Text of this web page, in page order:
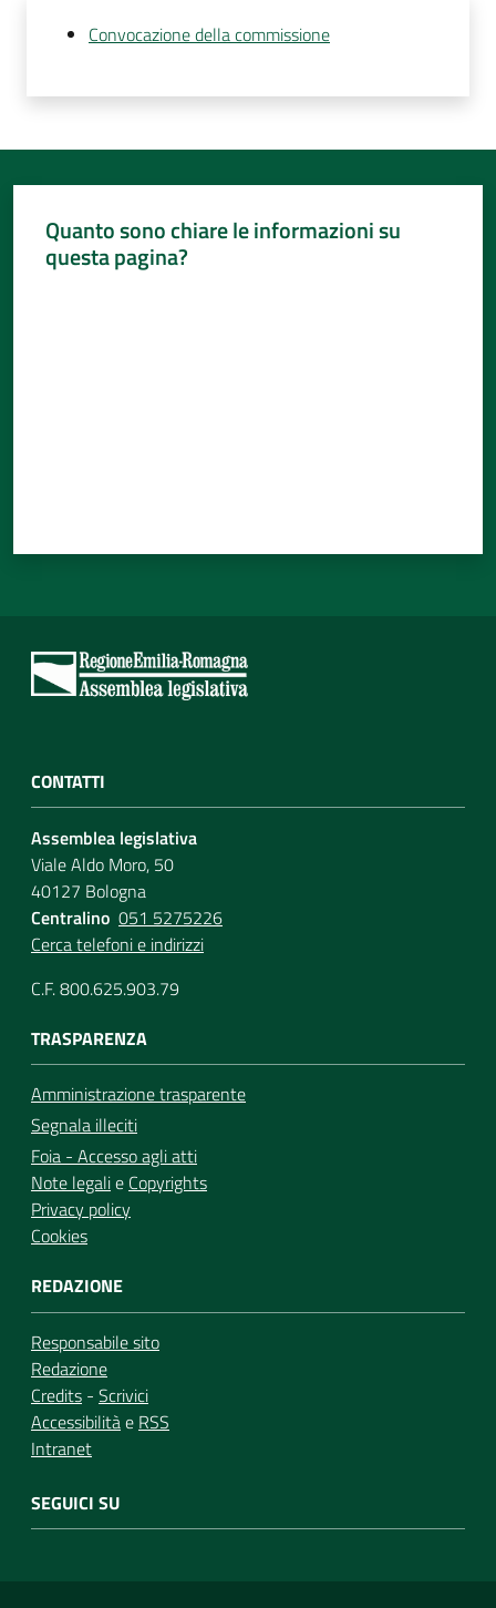
Convocazione della commissione
Quanto sono chiare le informazioni su
questa pagina?
CONTATTI
Assemblea legislativa
Viale Aldo Moro, 50
40127 Bologna
Centralino 051 5275226
Cerca telefoni e indirizzi
C.F. 800.625.903.79
TRASPARENZA
Amministrazione trasparente
Segnala illeciti
Foia - Accesso agli atti
Note legalie Copyrights
Privacy policy
Cookies
REDAZIONE
Responsabile sito
Redazione
Credits - Scrivici
Accessibilitàe RSS
Intranet
SEGUICI SU